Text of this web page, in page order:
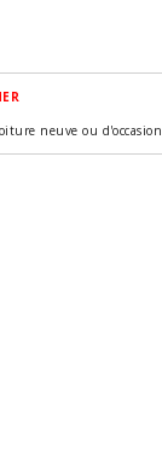
neuve ou d'occasion